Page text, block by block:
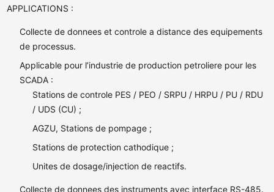
APPLICATIONS :
Collecte de donnees et controle a distance des equipements
de processus.
Applicable pour l’industrie de production petroliere pour les
SCADA :
Stations de controle PES / PEO / SRPU / HRPU / PU / RDU
/ UDS (CU) ;
AGZU, Stations de pompage ;
Stations de protection cathodique ;
Unites de dosage/injection de reactifs.
Collecte de donnees des instruments avec interface RS-485.